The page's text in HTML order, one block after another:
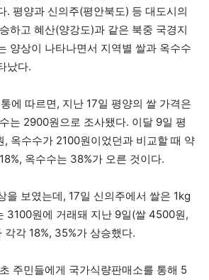
. 평양과 신의주(평안북도) 등 대도시의
하고 혜산(양강도)과 같은 북중 국경지
양상이 나타나면서 지역별 쌀과 옥수수
났다.
에 따르면, 지난 17일 평양의 쌀 가격은
는 2900원으로 조사됐다. 이달 9일 평
옥수수가 2100원이었던과 비교할 때 약
옥수수는 38%가 오른 것이다.
을 보였는데, 17일 신의주에서 쌀은 1kg
3100원에 거래돼 지난 9일(쌀 4500원,
각 18%, 35%가 상승했다.
주민들에게 국가식량판매소를 통해 5